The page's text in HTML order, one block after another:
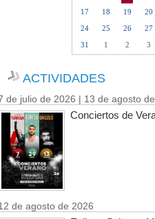
17
18 19 20
24
25 26 27
31
1 2 3
ACTIVIDADES
de julio de 2026 | 13 de agosto
Conciertos de
de agosto de 2026